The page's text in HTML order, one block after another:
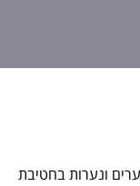
ונערות בחטיבת